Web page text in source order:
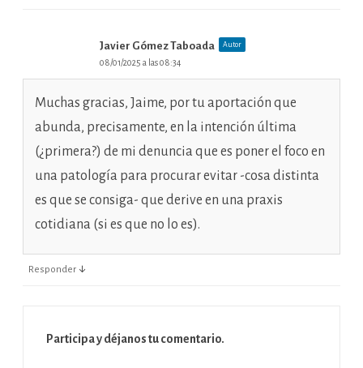
Javier Gómez Taboada Autor
08/01/2025 a las 08:34
Muchas gracias, Jaime, por tu aportación que
abunda, precisamente, en la intención última
(¿primera?) de mi denuncia que es poner el foco en
una patología para procurar evitar -cosa distinta
es que se consiga- que derive en una praxis
cotidiana (si es que no lo es).
Responder ↓
Participa y déjanos tu comentario.